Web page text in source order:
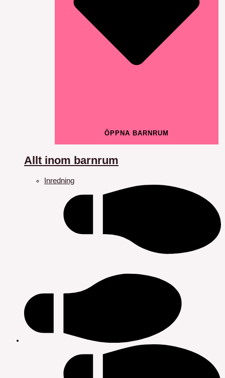
ÖPPNA BARNRUM
Allt inom barnrum
Inredning